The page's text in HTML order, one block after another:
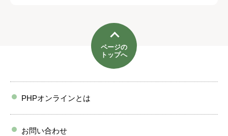
ページの
トップへ
PHPオンラインとは
お問い合わせ